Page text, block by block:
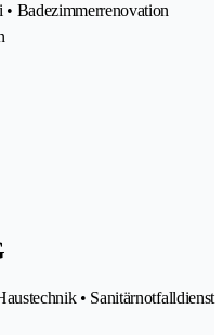
• Badezimmerrenovation
• Sanitärnotfalldienst